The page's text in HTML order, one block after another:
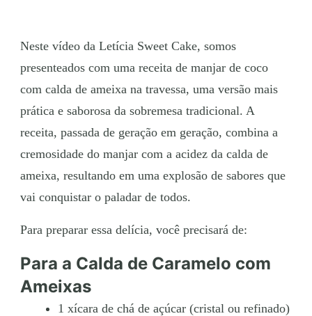
Neste vídeo da Letícia Sweet Cake, somos
presenteados com uma receita de manjar de coco
com calda de ameixa na travessa, uma versão mais
prática e saborosa da sobremesa tradicional. A
receita, passada de geração em geração, combina a
cremosidade do manjar com a acidez da calda de
ameixa, resultando em uma explosão de sabores que
vai conquistar o paladar de todos.
Para preparar essa delícia, você precisará de:
Para a Calda de Caramelo com
Ameixas
1 xícara de chá de açúcar (cristal ou refinado)